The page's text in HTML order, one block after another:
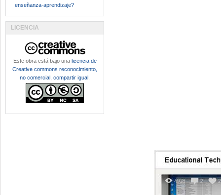
enseñanza-aprendizaje?
LICENCIA
Este obra está bajo una licencia de
Creative commons reconocimiento,
no comercial, compartir igual